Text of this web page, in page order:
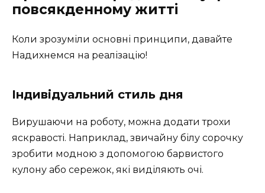
повсякденному житті
Коли зрозуміли основні принципи, давайте
Надихнемся на реалізацію!
Індивідуальний стиль дня
Вирушаючи на роботу, можна додати трохи
яскравості. Наприклад, звичайну білу сорочку
зробити модною з допомогою барвистого
кулону або сережок, які виділяють очі.